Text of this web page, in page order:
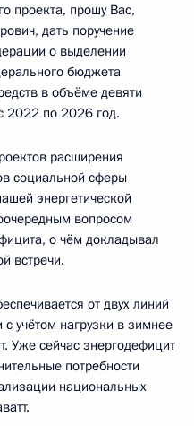
проекта, прошу Вас,
дать поручение
о выделении
бюджета
в объёме девяти
2022 по 2026 год.
расширения
социальной сферы
энергетической
вопросом
о чём докладывал
встречи.
от двух линий
учётом нагрузки в зимнее
Уже сейчас энергодефицит
потребности
национальных